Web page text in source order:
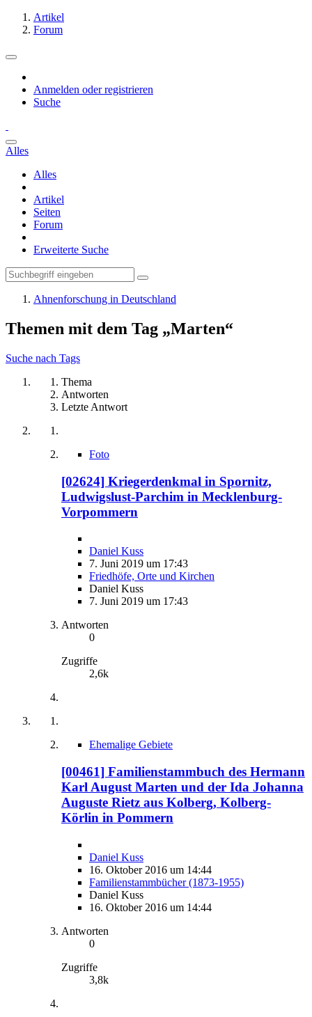
Artikel
Forum
Anmelden oder registrieren
Suche
Alles
Alles
Artikel
Seiten
Forum
Erweiterte Suche
Ahnenforschung in Deutschland
Themen mit dem Tag „Marten“
Suche nach Tags
Thema
Antworten
Letzte Antwort
Foto
[02624] Kriegerdenkmal in Spornitz,
Ludwigslust-Parchim in Mecklenburg-
Vorpommern
Daniel Kuss
7. Juni 2019 um 17:43
Friedhöfe, Orte und Kirchen
Daniel Kuss
7. Juni 2019 um 17:43
Antworten
0
Zugriffe
2,6k
Ehemalige Gebiete
[00461] Familienstammbuch des Hermann
Karl August Marten und der Ida Johanna
Auguste Rietz aus Kolberg, Kolberg-
Körlin in Pommern
Daniel Kuss
16. Oktober 2016 um 14:44
Familienstammbücher (1873-1955)
Daniel Kuss
16. Oktober 2016 um 14:44
Antworten
0
Zugriffe
3,8k